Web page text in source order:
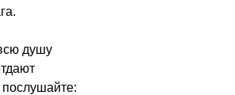
душу